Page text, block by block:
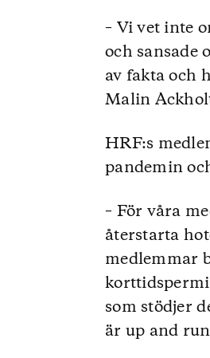
olika
Johan
menade att
oeniga i
vad som
kommer vi
åren har
mycket
(S) sade
politiskt
Nooshi
med lätt
att deras
– Vi vet inte
och sansade
av fakta och
Malin
HRF:s
pandemin
– För våra
återstarta
medlemmar
som stödjer
är up and